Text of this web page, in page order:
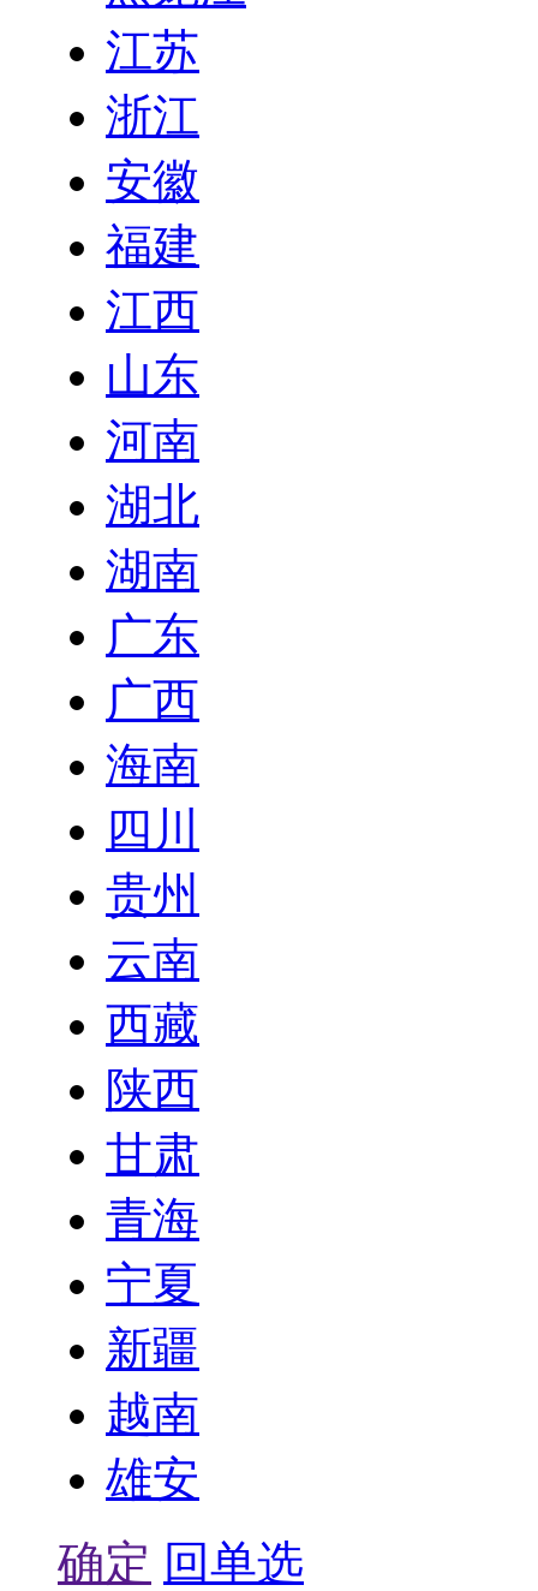
江苏
浙江
安徽
福建
江西
山东
河南
湖北
湖南
广东
广西
海南
四川
贵州
云南
西藏
陕西
甘肃
青海
宁夏
新疆
越南
雄安
确定 回单选